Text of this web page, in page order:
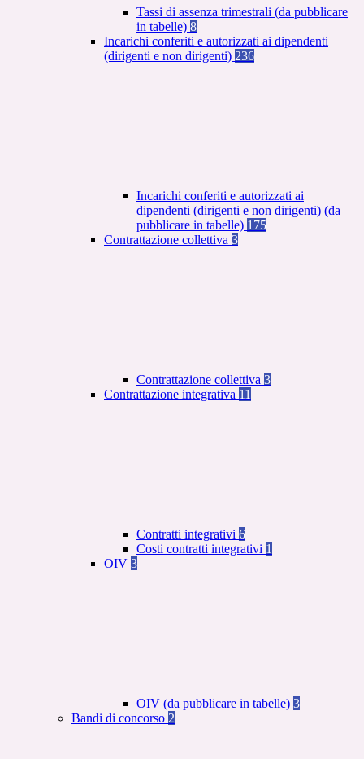
Tassi di assenza trimestrali (da pubblicare
in tabelle) 8
Incarichi conferiti e autorizzati ai dipendenti
(dirigenti e non dirigenti) 236
Incarichi conferiti e autorizzati ai
dipendenti (dirigenti e non dirigenti) (da
pubblicare in tabelle) 175
Contrattazione collettiva 3
Contrattazione collettiva 3
Contrattazione integrativa 11
Contratti integrativi 6
Costi contratti integrativi 1
OIV 3
OIV (da pubblicare in tabelle) 3
Bandi di concorso 2